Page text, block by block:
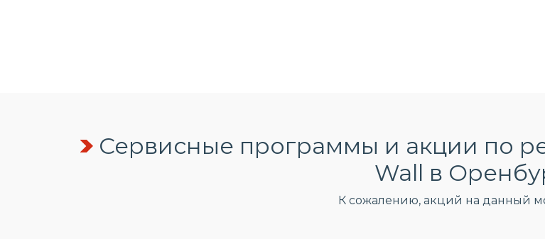
Сервисные программы и акции по
Wall в
К сожалению, акций на данный